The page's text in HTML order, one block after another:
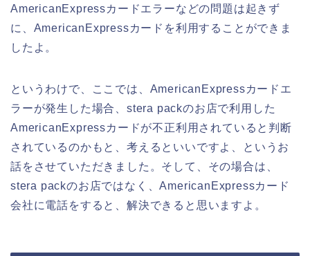
AmericanExpressカードエラーなどの問題は起きず
に、AmericanExpressカードを利用することができま
したよ。
というわけで、ここでは、AmericanExpressカードエ
ラーが発生した場合、stera packのお店で利用した
AmericanExpressカードが不正利用されていると判断
されているのかもと、考えるといいですよ、というお
話をさせていただきました。そして、その場合は、
stera packのお店ではなく、AmericanExpressカード
会社に電話をすると、解決できると思いますよ。